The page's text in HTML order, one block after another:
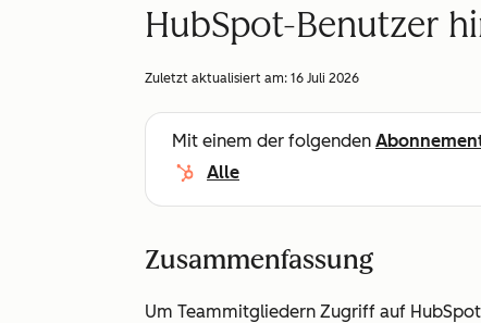
HubSpot-Benutzer
Zuletzt aktualisiert am: 16 Juli 2026
Mit einem der folgenden
Alle
Zusammenfassung
Um Teammitgliedern Zugriff auf